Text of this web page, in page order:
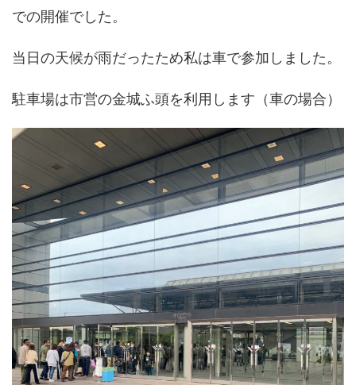
での開催でした。
当日の天候が雨だったため私は車で参加しました。
駐車場は市営の金城ふ頭を利用します（車の場合）